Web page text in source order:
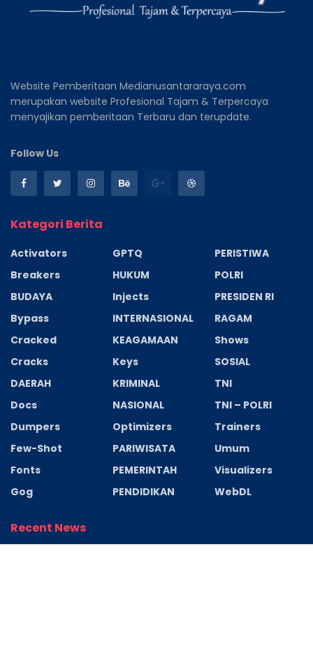
Website Pemberitaan Medianusantararaya.com
merupakan website Profesional Tajam & Terpercaya
menyajikan pemberitaan Terbaru dan terupdate.
Follow Us
Kategori Berita
Activators
Breakers
BUDAYA
Bypass
Cracked
Cracks
DAERAH
Docs
Dumpers
Few-Shot
Fonts
Gog
GPTQ
HUKUM
Injects
INTERNASIONAL
KEAGAMAAN
Keys
KRIMINAL
NASIONAL
Optimizers
PARIWISATA
PEMERINTAH
PENDIDIKAN
PERISTIWA
POLRI
PRESIDEN RI
RAGAM
Shows
SOSIAL
TNI
TNI – POLRI
Trainers
Umum
Visualizers
WebDL
Recent News